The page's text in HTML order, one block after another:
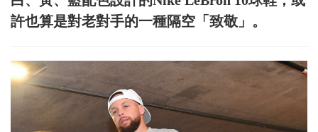
許也算是對老對手的一種隔空「致敬」。